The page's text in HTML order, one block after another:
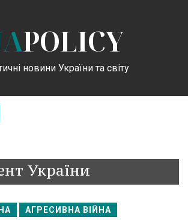
POLICY
новини України та світу
України
АГРЕСИВНА ВІЙНА